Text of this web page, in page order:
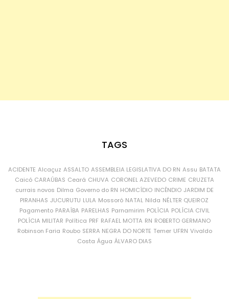
TAGS
ACIDENTE Alcaçuz ASSALTO ASSEMBLEIA LEGISLATIVA DO RN Assu BATATA
Caicó CARAÚBAS Ceará CHUVA CORONEL AZEVEDO CRIME CRUZETA
currais novos Dilma Governo do RN HOMICÍDIO INCÊNDIO JARDIM DE
PIRANHAS JUCURUTU LULA Mossoró NATAL Nilda NÉLTER QUEIROZ
Pagamento PARAÍBA PARELHAS Parnamirim POLÍCIA POLÍCIA CIVIL
POLÍCIA MILITAR Política PRF RAFAEL MOTTA RN ROBERTO GERMANO
Robinson Faria Roubo SERRA NEGRA DO NORTE Temer UFRN Vivaldo
Costa Água ÁLVARO DIAS